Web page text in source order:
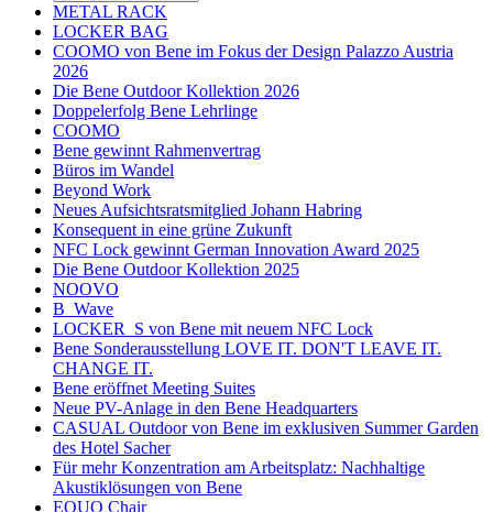
METAL RACK
LOCKER BAG
COOMO von Bene im Fokus der Design Palazzo Austria
2026
Die Bene Outdoor Kollektion 2026
Doppelerfolg Bene Lehrlinge
COOMO
Bene gewinnt Rahmenvertrag
Büros im Wandel
Beyond Work
Neues Aufsichtsratsmitglied Johann Habring
Konsequent in eine grüne Zukunft
NFC Lock gewinnt German Innovation Award 2025
Die Bene Outdoor Kollektion 2025
NOOVO
B_Wave
LOCKER_S von Bene mit neuem NFC Lock
Bene Sonderausstellung LOVE IT. DON'T LEAVE IT.
CHANGE IT.
Bene eröffnet Meeting Suites
Neue PV-Anlage in den Bene Headquarters
CASUAL Outdoor von Bene im exklusiven Summer Garden
des Hotel Sacher
Für mehr Konzentration am Arbeitsplatz: Nachhaltige
Akustiklösungen von Bene
EQUO Chair